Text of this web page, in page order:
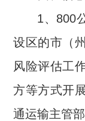
1、800
设区的市（
风险评估工
方等方式开
通运输主管